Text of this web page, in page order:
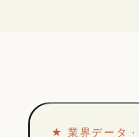
★ 業界データ ·